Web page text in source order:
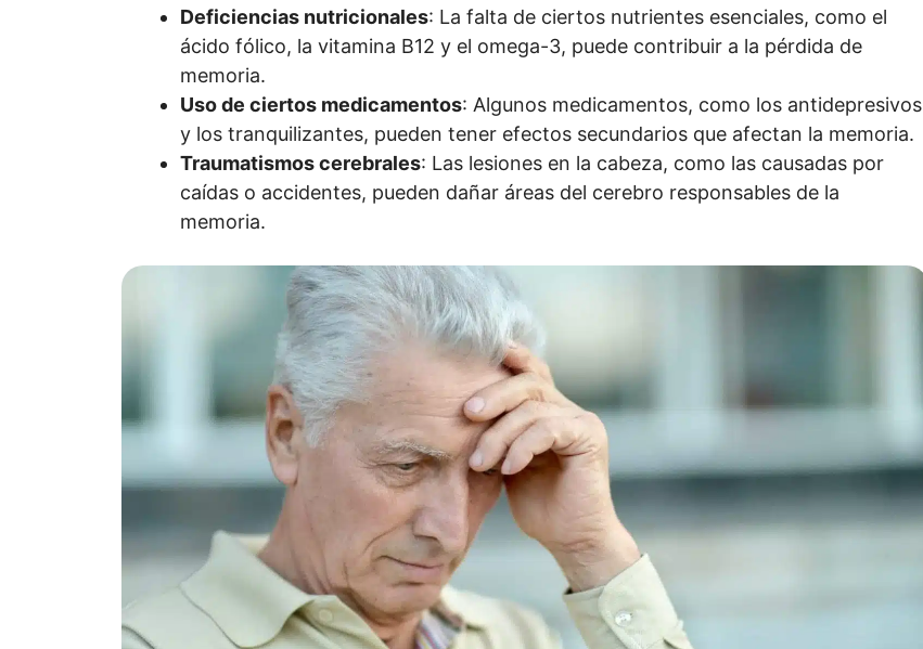
Deficiencias nutricionales: La falta de ciertos nutrientes esenciales, como el
ácido fólico, la vitamina B12 y el omega-3, puede contribuir a la pérdida de
memoria.
Uso de ciertos medicamentos: Algunos medicamentos, como los antidepresivos
y los tranquilizantes, pueden tener efectos secundarios que afectan la memoria.
Traumatismos cerebrales: Las lesiones en la cabeza, como las causadas por
caídas o accidentes, pueden dañar áreas del cerebro responsables de la
memoria.